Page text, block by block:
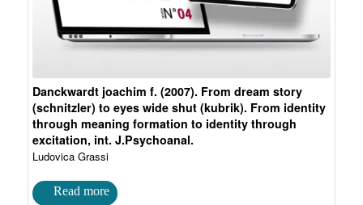
Danckwardt joachim f. (2007). From dream story
(schnitzler) to eyes wide shut (kubrik). From identity
through meaning formation to identity through
excitation, int. J.Psychoanal.
Ludovica Grassi